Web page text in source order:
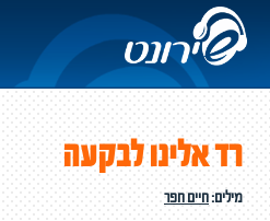
רד אלינו לבקעה
מילים:חיים חפר